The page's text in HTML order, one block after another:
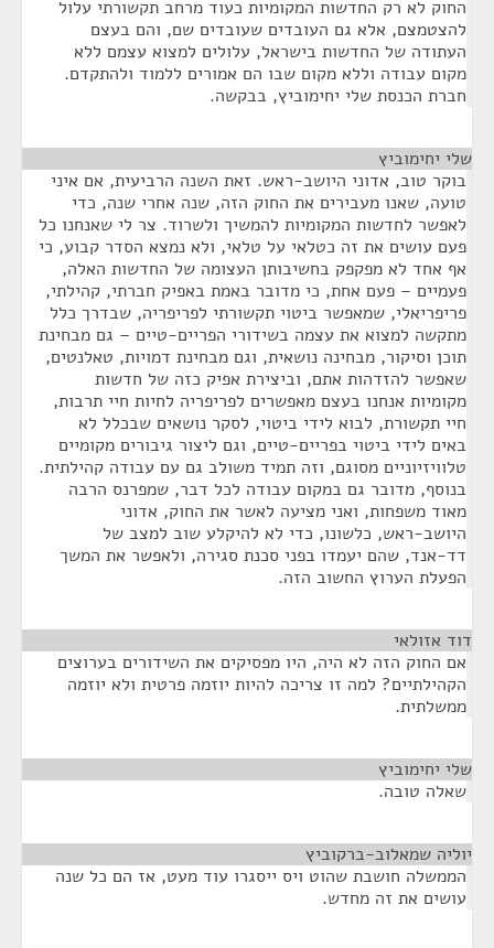
החוק לא רק החדשות המקומיות כעוד מרחב תקשורתי עלול
להצטמצם, אלא גם העובדים שעובדים שם, והם בעצם
העתודה של החדשות בישראל, עלולים למצוא עצמם ללא
מקום עבודה וללא מקום שבו הם אמורים ללמוד ולהתקדם.
חברת הכנסת שלי יחימוביץ, בבקשה.
שלי יחימוביץ
בוקר טוב, אדוני היושב-ראש. זאת השנה הרביעית, אם איני
טועה, שאנו מעבירים את החוק הזה, שנה אחרי שנה, כדי
לאפשר לחדשות המקומיות להמשיך ולשרוד. צר לי שאנחנו כל
פעם עושים את זה כטלאי על טלאי, ולא נמצא הסדר קבוע, כי
אף אחד לא מפקפק בחשיבותן העצומה של החדשות האלה,
פעמיים – פעם אחת, כי מדובר באמת באפיק חברתי, קהילתי,
פריפריאלי, שמאפשר ביטוי תקשורתי לפריפריה, שבדרך כלל
מתקשה למצוא את עצמה בשידורי הפריים-טיים – גם מבחינת
תוכן וסיקור, מבחינה נושאית, וגם מבחינת דמויות, טאלנטים,
שאפשר להזדהות אתם, וביצירת אפיק כזה של חדשות
מקומיות אנחנו בעצם מאפשרים לפריפריה לחיות חיי תרבות,
חיי תקשורת, לבוא לידי ביטוי, לסקר נושאים שבכלל לא
באים לידי ביטוי בפריים-טיים, וגם ליצור גיבורים מקומיים
טלוויזיוניים מסוגם, וזה תמיד משולב גם עם עבודה קהילתית.
בנוסף, מדובר גם במקום עבודה לכל דבר, שמפרנס הרבה
מאוד משפחות, ואני מציעה לאשר את החוק, אדוני
היושב-ראש, כלשונו, כדי לא להיקלע שוב למצב של
דד-אנד, שהם יעמדו בפני סכנת סגירה, ולאפשר את המשך
הפעלת הערוץ החשוב הזה.
דוד אזולאי
אם החוק הזה לא היה, היו מפסיקים את השידורים בערוצים
הקהילתיים? למה זו צריכה להיות יוזמה פרטית ולא יוזמה
ממשלתית.
שלי יחימוביץ
שאלה טובה.
יוליה שמאלוב-ברקוביץ
הממשלה חושבת שהוט ויס ייסגרו עוד מעט, אז הם כל שנה
עושים את זה מחדש.